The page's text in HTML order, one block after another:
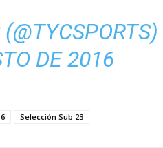
DE 2016
Selección Sub 23